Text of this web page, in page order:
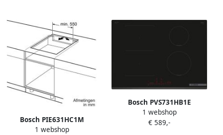
vermogensstand
Bosch PIE631HC1M
EXCLUSIV Inductie
1 webshop
Bosch PVS731HB1E
Inductiekookplaat 70 cm
Zwart Sneller koken met
1 webshop
€ 589,-